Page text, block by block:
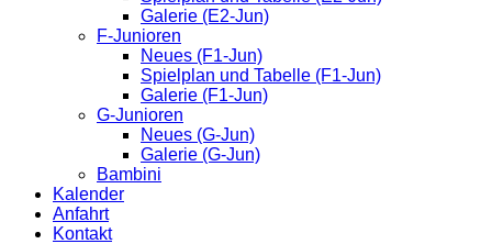
Galerie (E2-Jun)
F-Junioren
Neues (F1-Jun)
Spielplan und Tabelle (F1-Jun)
Galerie (F1-Jun)
G-Junioren
Neues (G-Jun)
Galerie (G-Jun)
Bambini
Kalender
Anfahrt
Kontakt